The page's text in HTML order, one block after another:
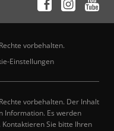
vorbehalten.
Einstellungen
vorbehalten. Der Inhalt
Information. Es werden
Sie bitte Ihren